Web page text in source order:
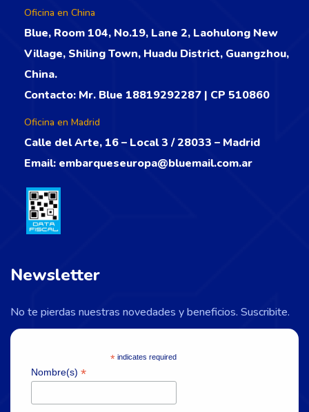
Oficina en China
Blue, Room 104, No.19, Lane 2, Laohulong New
Village, Shiling Town, Huadu District, Guangzhou,
China.
Contacto: Mr. Blue 18819292287 | CP 510860
Oficina en Madrid
Calle del Arte, 16 – Local 3 / 28033 – Madrid
Email: embarqueseuropa@bluemail.com.ar
Newsletter
No te pierdas nuestras novedades y beneficios. Suscribite.
* indicates required
Nombre(s) *